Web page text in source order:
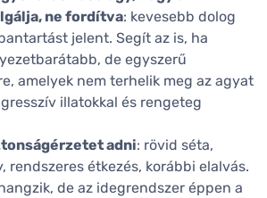
ne fordítva: kevesebb dolog
jelent. Segít az is, ha
de egyszerű
amelyek nem terhelik meg az agyat
illatokkal és rengeteg
adni: rövid séta,
rendszeres étkezés, korábbi elalvás.
de az idegrendszer éppen a